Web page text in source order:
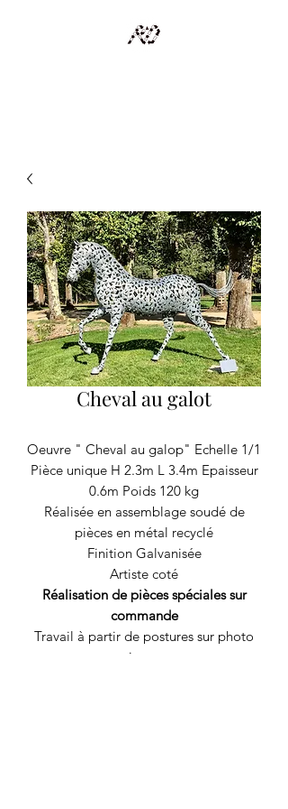
Cheval au galot
Oeuvre " Cheval au galop" Echelle 1/1
Pièce unique H 2.3m L 3.4m Epaisseur
0.6m Poids 120 kg
Réalisée en assemblage soudé de
pièces en métal recyclé
Finition Galvanisée
Artiste coté
Réalisation de pièces spéciales sur
commande
Travail à partir de postures sur photo
renseignez-vous